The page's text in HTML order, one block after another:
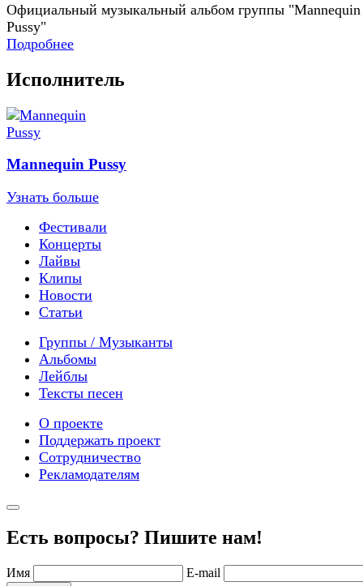
Официальный музыкальный альбом группы "Mannequin
Pussy"
Подробнее
Исполнитель
Mannequin Pussy
Узнать больше
Фестивали
Концерты
Лайвы
Клипы
Новости
Статьи
Группы / Музыканты
Альбомы
Лейблы
Тексты песен
О проекте
Поддержать проект
Сотрудничество
Рекламодателям
Есть вопросы? Пишите нам!
Имя E-mail